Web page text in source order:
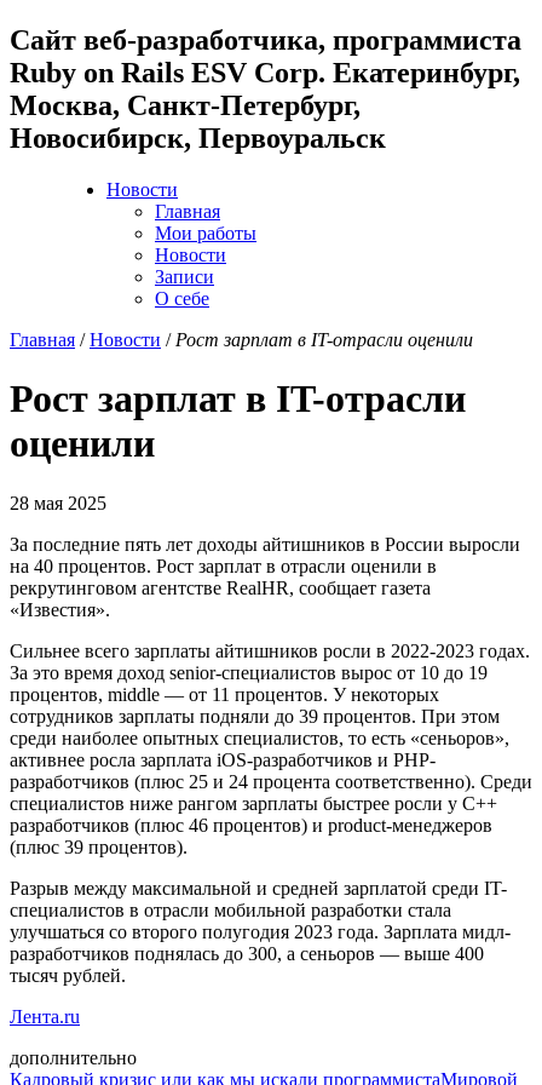
Cайт веб-разработчика, программиста
Ruby on Rails ESV Corp. Екатеринбург,
Москва, Санкт-Петербург,
Новосибирск, Первоуральск
Новости
Главная
Мои работы
Новости
Записи
О себе
Главная /Новости / Рост зарплат в IT-отрасли оценили
Рост зарплат в IT-отрасли
оценили
28 мая 2025
За последние пять лет доходы айтишников в России выросли
на 40 процентов. Рост зарплат в отрасли оценили в
рекрутинговом агентстве RealHR, сообщает газета
«Известия».
Сильнее всего зарплаты айтишников росли в 2022-2023 годах.
За это время доход senior-специалистов вырос от 10 до 19
процентов, middle — от 11 процентов. У некоторых
сотрудников зарплаты подняли до 39 процентов. При этом
среди наиболее опытных специалистов, то есть «сеньоров»,
активнее росла зарплата iOS-разработчиков и PHP-
разработчиков (плюс 25 и 24 процента соответственно). Среди
специалистов ниже рангом зарплаты быстрее росли у C++
разработчиков (плюс 46 процентов) и product-менеджеров
(плюс 39 процентов).
Разрыв между максимальной и средней зарплатой среди IT-
специалистов в отрасли мобильной разработки стала
улучшаться со второго полугодия 2023 года. Зарплата мидл-
разработчиков поднялась до 300, а сеньоров — выше 400
тысяч рублей.
Лента.ru
дополнительно
Кадровый кризис или как мы искали программистаМировой